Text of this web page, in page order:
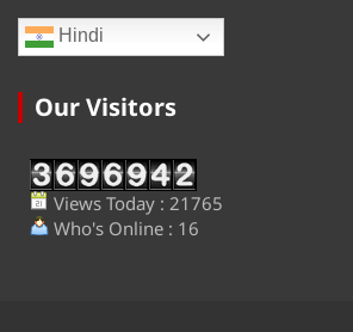
Hindi
Our Visitors
Views Today : 21765
Who's Online : 16